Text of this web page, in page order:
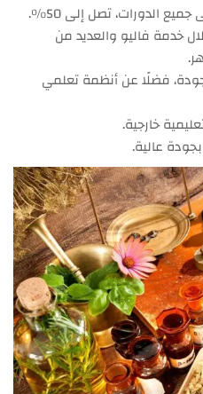
الدورات، تصل إلى 50%.
خدمة فاليو والعديد من
فضلًا عن أنظمة تعلمي
خارجية.
عالية.